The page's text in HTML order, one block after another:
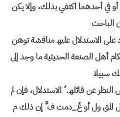
في أحدھما اكتفي بذلك، وإلا یكن
الباحث
على الاستدلال علیھ مناقشة توھن
أھل الصنعة الحدیثیة ما وجد إلى
سبیلا
عن قائلھ. ُ الاستدلال، فإن لم
للق ول أو عُ ِ ِدمت ف َّ إن ذلك م